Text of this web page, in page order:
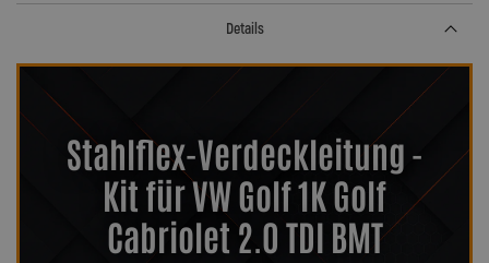
Details
Stahlflex-Verdeckleitung -
Kit für VW Golf 1K Golf
Cabriolet 2.0 TDI BMT